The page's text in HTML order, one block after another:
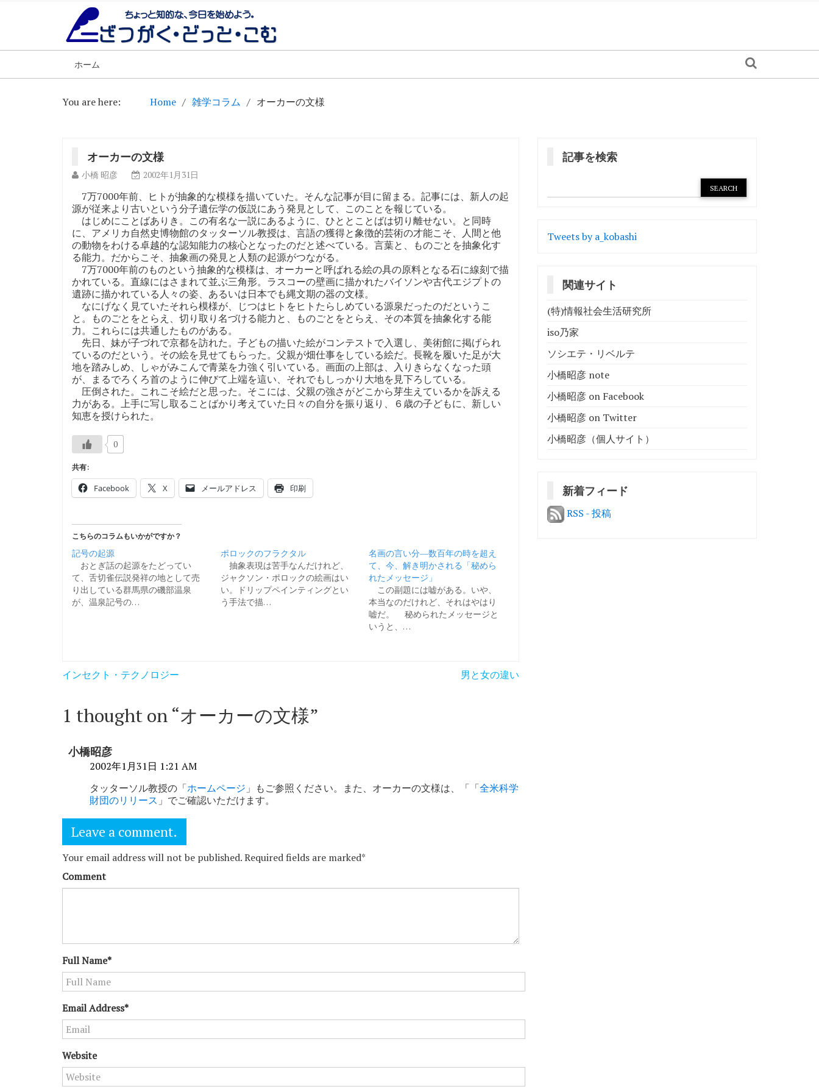
ホーム
You are here: Home 雑学コラム オーカーの文様
オーカーの文様
小橋 昭彦 2002年1月31日
7万7000年前、ヒトが抽象的な模様を描いていた。そんな記事が目に留まる。記事には、新人の起
源が従来より古いという分子遺伝学の仮説にあう発見として、このことを報じている。
はじめにことばありき。この有名な一説にあるように、ひととことばは切り離せない。と同時
に、アメリカ自然史博物館のタッターソル教授は、言語の獲得と象徴的芸術の才能こそ、人間と他
の動物をわける卓越的な認知能力の核心となったのだと述べている。言葉と、ものごとを抽象化す
る能力。だからこそ、抽象画の発見と人類の起源がつながる。
7万7000年前のものという抽象的な模様は、オーカーと呼ばれる絵の具の原料となる石に線刻で描
かれている。直線にはさまれて並ぶ三角形。ラスコーの壁画に描かれたバイソンや古代エジプトの
遺跡に描かれている人々の姿、あるいは日本でも縄文期の器の文様。
なにげなく見ていたそれら模様が、じつはヒトをヒトたらしめている源泉だったのだというこ
と。ものごとをとらえ、切り取り名づける能力と、ものごとをとらえ、その本質を抽象化する能
力。これらには共通したものがある。
先日、妹が子づれで京都を訪れた。子どもの描いた絵がコンテストで入選し、美術館に掲げられ
ているのだという。その絵を見せてもらった。父親が畑仕事をしている絵だ。長靴を履いた足が大
地を踏みしめ、しゃがみこんで青菜を力強く引いている。画面の上部は、入りきらなくなった頭
が、まるでろくろ首のように伸びて上端を這い、それでもしっかり大地を見下ろしている。
圧倒された。これこそ絵だと思った。そこには、父親の強さがどこから芽生えているかを訴える
力がある。上手に写し取ることばかり考えていた日々の自分を振り返り、６歳の子どもに、新しい
知恵を授けられた。
0
共有:
Facebook X メールアドレス 印刷
こちらのコラムもいかがですか？
記号の起源
おとぎ話の起源をたどってい
て、舌切雀伝説発祥の地として売
り出している群馬県の磯部温泉
が、温泉記号の…
ポロックのフラクタル
抽象表現は苦手なんだけれど、
ジャクソン・ポロックの絵画はい
い。ドリップペインティングとい
う手法で描…
名画の言い分―数百年の時を超え
て、今、解き明かされる「秘めら
れたメッセージ」
この副題には嘘がある。いや、
本当なのだけれど、それはやはり
嘘だ。 秘められたメッセージと
いうと、…
投
ナ
ゲ
ン
インセクト・テクノロジー 男と女の違い
1 thought on “オーカーの文様”
小橋昭彦
2002年1月31日 1:21 AM
タッターソル教授の「ホームページ 」もご参照ください。また、オーカーの文様は、「「全米科学
財団のリリース 」でご確認いただけます。
Leave a comment.
Your email address will not be published. Required fields are marked*
Comment
Full Name*
Email Address*
Website
記事を検索
Tweets by a_kobashi
関連サイト
(特)情報社会生活研究所
iso乃家
ソシエテ・リベルテ
小橋昭彦 note
小橋昭彦 on Facebook
小橋昭彦 on Twitter
小橋昭彦（個人サイト）
新着フィード
RSS - 投稿